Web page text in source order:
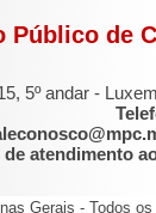
Público de
5º andar -
atendimento
Gerais - Todos